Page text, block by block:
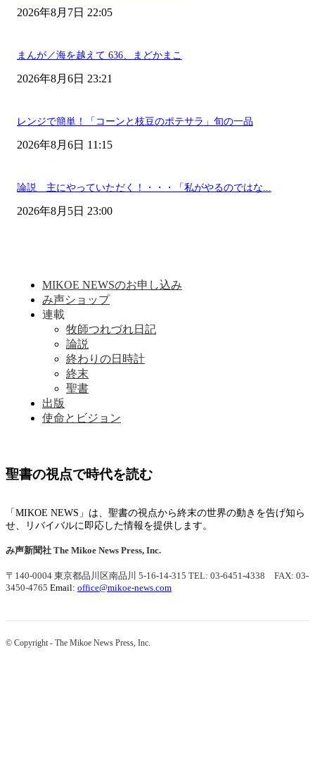
2026年8月7日 22:05
まんが／海を越えて 636、まどかまこ
2026年8月6日 23:21
レンジで簡単！「コーンと枝豆のポテサラ」旬の一品
2026年8月6日 11:15
論説 主にやっていただく！・・・「私がやるのではな...
2026年8月5日 23:00
MIKOE NEWSのお申し込み
み声ショップ
連載
牧師つれづれ日記
論説
終わりの日時計
終末
聖書
出版
使命とビジョン
聖書の視点で時代を読む
「MIKOE NEWS」は、聖書の視点から終末の世界の動きを告げ知ら
せ、リバイバルに即応した情報を提供します。
み声新聞社 The Mikoe News Press, Inc.
〒140-0004 東京都品川区南品川 5-16-14-315 TEL: 03-6451-4338 FAX: 03-
3450-4765 Email: office@mikoe-news.com
© Copyright - The Mikoe News Press, Inc.